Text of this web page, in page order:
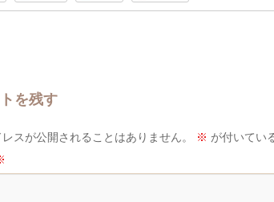
を残す
レスが公開されることはありません。 ※ が付いてい